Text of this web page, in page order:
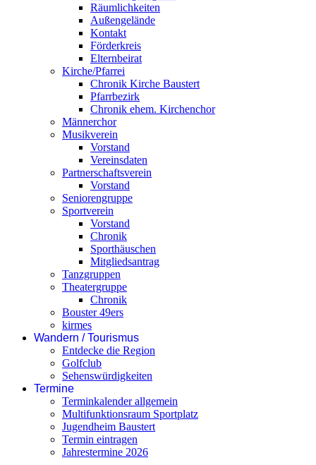
Räumlichkeiten
Außengelände
Kontakt
Förderkreis
Elternbeirat
Kirche/Pfarrei
Chronik Kirche Baustert
Pfarrbezirk
Chronik ehem. Kirchenchor
Männerchor
Musikverein
Vorstand
Vereinsdaten
Partnerschaftsverein
Vorstand
Seniorengruppe
Sportverein
Vorstand
Chronik
Sporthäuschen
Mitgliedsantrag
Tanzgruppen
Theatergruppe
Chronik
Bouster 49ers
kirmes
Wandern / Tourismus
Entdecke die Region
Golfclub
Sehenswürdigkeiten
Termine
Terminkalender allgemein
Multifunktionsraum Sportplatz
Jugendheim Baustert
Termin eintragen
Jahrestermine 2026